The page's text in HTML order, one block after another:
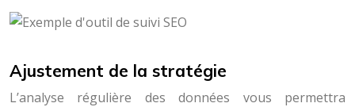
Ajustement de la stratégie
L’analyse régulière des données vous permettra